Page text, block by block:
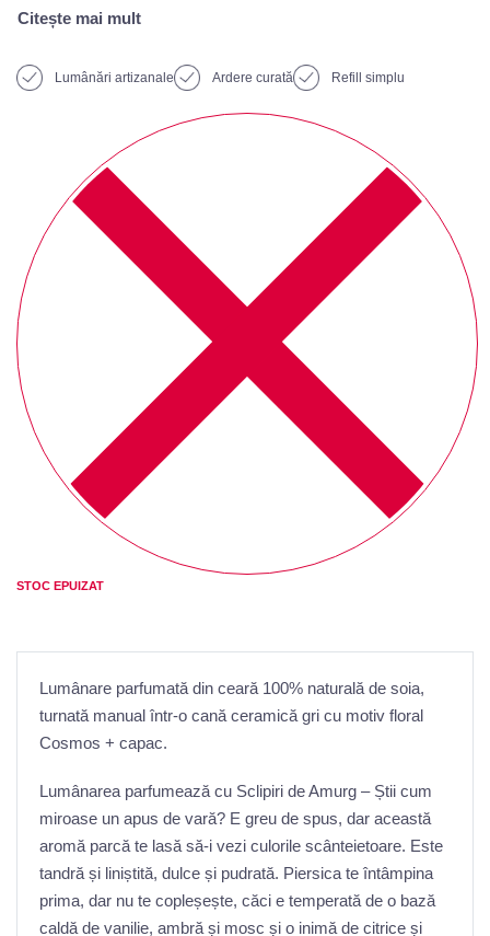
Lumânări artizanale Ardere curată Refill simplu
STOC EPUIZAT
Lumânare parfumată din ceară 100% naturală de soia,
turnată manual într-o cană ceramică gri cu motiv floral
Cosmos + capac.
Lumânarea parfumează cu Sclipiri de Amurg – Știi cum
miroase un apus de vară? E greu de spus, dar această
aromă parcă te lasă să-i vezi culorile scânteietoare. Este
tandră și liniștită, dulce și pudrată. Piersica te întâmpina
prima, dar nu te copleșește, căci e temperată de o bază
caldă de vanilie, ambră și mosc și o inimă de citrice și